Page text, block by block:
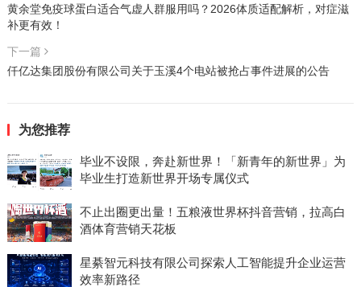
黄余堂免疫球蛋白适合气虚人群服用吗？2026体质适配解析，对症滋
补更有效！
下一篇
仟亿达集团股份有限公司关于玉溪4个电站被抢占事件进展的公告
为您推荐
毕业不设限，奔赴新世界！「新青年的新世界」为
毕业生打造新世界开场专属仪式
不止出圈更出量！五粮液世界杯抖音营销，拉高白
酒体育营销天花板
星綦智元科技有限公司探索人工智能提升企业运营
效率新路径